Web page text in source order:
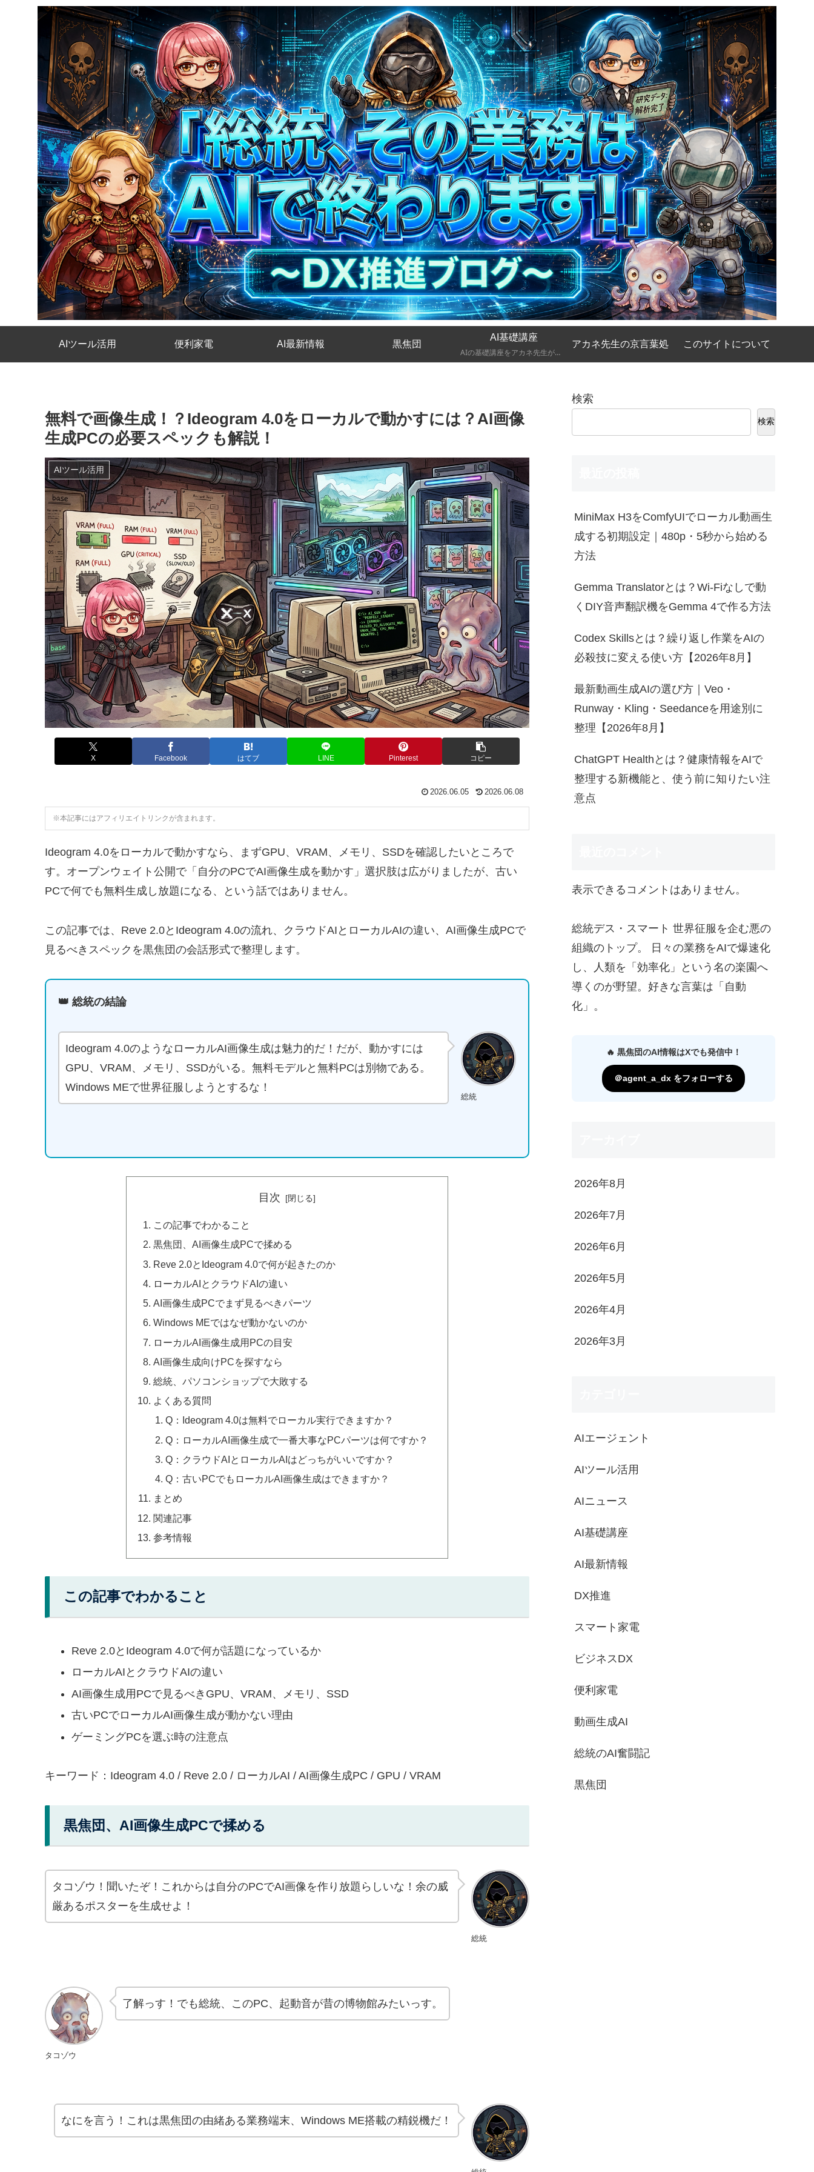
AIツール活用 便利家電 AI最新情報 黒焦団
AI基礎講座
AIの基礎講座をアカネ先生が優しく、時には厳しく京都弁で解説してくれるコーナーです。
アカネ先生の京言葉処 このサイトについて
無料で画像生成！？Ideogram 4.0をローカルで動かすには？AI画像
生成PCの必要スペックも解説！
AIツール活用
X Facebook はてブ LINE Pinterest コピー
2026.06.05 2026.06.08
※本記事にはアフィリエイトリンクが含まれます。
Ideogram 4.0をローカルで動かすなら、まずGPU、VRAM、メモリ、SSDを確認したいところで
す。オープンウェイト公開で「自分のPCでAI画像生成を動かす」選択肢は広がりましたが、古い
PCで何でも無料生成し放題になる、という話ではありません。
この記事では、Reve 2.0とIdeogram 4.0の流れ、クラウドAIとローカルAIの違い、AI画像生成PCで
見るべきスペックを黒焦団の会話形式で整理します。
👑 総統の結論
総統
Ideogram 4.0のようなローカルAI画像生成は魅力的だ！だが、動かすには
GPU、VRAM、メモリ、SSDがいる。無料モデルと無料PCは別物である。
Windows MEで世界征服しようとするな！
目次
この記事でわかること
黒焦団、AI画像生成PCで揉める
Reve 2.0とIdeogram 4.0で何が起きたのか
ローカルAIとクラウドAIの違い
AI画像生成PCでまず見るべきパーツ
Windows MEではなぜ動かないのか
ローカルAI画像生成用PCの目安
AI画像生成向けPCを探すなら
総統、パソコンショップで大敗する
よくある質問
Q：Ideogram 4.0は無料でローカル実行できますか？
Q：ローカルAI画像生成で一番大事なPCパーツは何ですか？
Q：クラウドAIとローカルAIはどっちがいいですか？
Q：古いPCでもローカルAI画像生成はできますか？
まとめ
関連記事
参考情報
この記事でわかること
Reve 2.0とIdeogram 4.0で何が話題になっているか
ローカルAIとクラウドAIの違い
AI画像生成用PCで見るべきGPU、VRAM、メモリ、SSD
古いPCでローカルAI画像生成が動かない理由
ゲーミングPCを選ぶ時の注意点
キーワード：Ideogram 4.0 / Reve 2.0 / ローカルAI / AI画像生成PC / GPU / VRAM
黒焦団、AI画像生成PCで揉める
総統
タコゾウ！聞いたぞ！これからは自分のPCでAI画像を作り放題らしいな！余の威
厳あるポスターを生成せよ！
タコゾウ
了解っす！でも総統、このPC、起動音が昔の博物館みたいっす。
なにを言う！これは黒焦団の由緒ある業務端末、Windows ME搭載の精鋭機だ！
検索
検索
MiniMax H3をComfyUIでローカル動画生
成する初期設定｜480p・5秒から始める
方法
Gemma Translatorとは？Wi-Fiなしで動
くDIY音声翻訳機をGemma 4で作る方法
Codex Skillsとは？繰り返し作業をAIの
必殺技に変える使い方【2026年8月】
最新動画生成AIの選び方｜Veo・
Runway・Kling・Seedanceを用途別に
整理【2026年8月】
ChatGPT Healthとは？健康情報をAIで
整理する新機能と、使う前に知りたい注
意点
表示できるコメントはありません。
総統デス・スマート 世界征服を企む悪の
組織のトップ。 日々の業務をAIで爆速化
し、人類を「効率化」という名の楽園へ
導くのが野望。好きな言葉は「自動
化」。
🔥 黒焦団のAI情報はXでも発信中！
＠agent_a_dx をフォローする
2026年8月
2026年7月
2026年6月
2026年5月
2026年4月
2026年3月
AIエージェント
AIツール活用
AIニュース
AI基礎講座
AI最新情報
DX推進
スマート家電
ビジネスDX
便利家電
動画生成AI
総統のAI奮闘記
黒焦団